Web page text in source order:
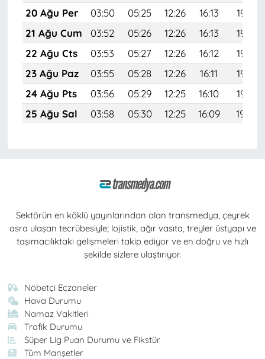
20 Ağu Per
03:50 05:25 12:26 16:13
19:18
21 Ağu Cum
03:52 05:26 12:26 16:13
19:16
22 Ağu Cts
03:53 05:27 12:26 16:12
19:15
23 Ağu Paz
03:55 05:28 12:26 16:11
19:13
24 Ağu Pts
03:56 05:29 12:25 16:10
19:12
25 Ağu Sal
03:58 05:30 12:25 16:09 19:10
Sektörün en köklü yayınlarından olan transmedya, çeyrek
asra ulaşan tecrübesiyle; lojistik, ağır vasıta, treyler üstyapı ve
taşımacılıktaki gelişmeleri takip ediyor ve en doğru ve hızlı
şekilde sizlere ulaştırıyor.
Nöbetçi Eczaneler
Hava Durumu
Namaz Vakitleri
Trafik Durumu
Süper Lig Puan Durumu ve Fikstür
Tüm Manşetler